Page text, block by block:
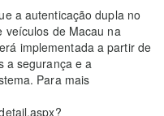
a autenticação dupla no
veículos de Macau na
implementada a partir de
a segurança e a
Para mais